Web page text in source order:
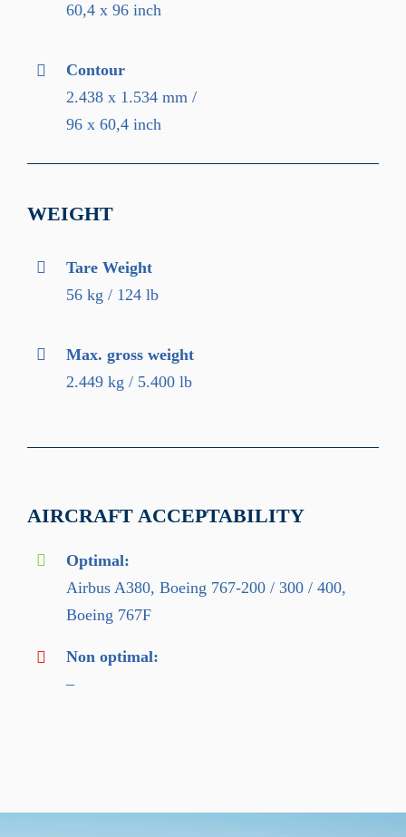
60,4 x 96 inch
Contour
2.438 x 1.534 mm /
96 x 60,4 inch
WEIGHT
Tare Weight
56 kg / 124 lb
Max. gross weight
2.449 kg / 5.400 lb
AIRCRAFT ACCEPTABILITY
Optimal:
Airbus A380, Boeing 767-200 / 300 / 400,
Boeing 767F
Non optimal:
–